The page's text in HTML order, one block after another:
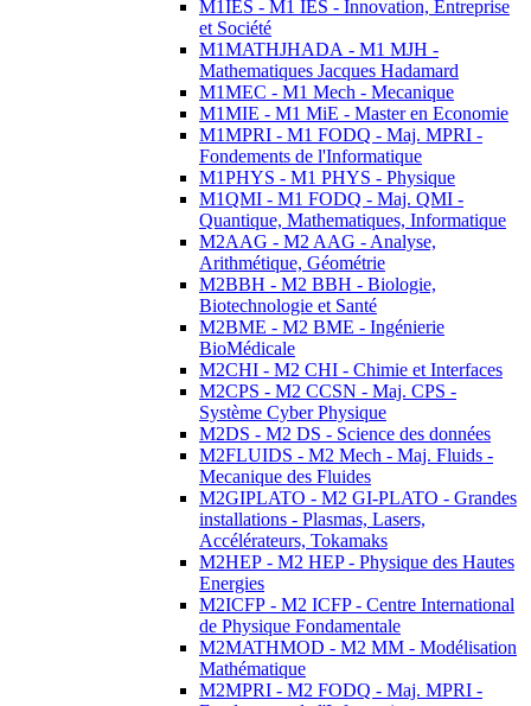
M1IES - M1 IES - Innovation, Entreprise
et Société
M1MATHJHADA - M1 MJH -
Mathematiques Jacques Hadamard
M1MEC - M1 Mech - Mecanique
M1MIE - M1 MiE - Master en Economie
M1MPRI - M1 FODQ - Maj. MPRI -
Fondements de l'Informatique
M1PHYS - M1 PHYS - Physique
M1QMI - M1 FODQ - Maj. QMI -
Quantique, Mathematiques, Informatique
M2AAG - M2 AAG - Analyse,
Arithmétique, Géométrie
M2BBH - M2 BBH - Biologie,
Biotechnologie et Santé
M2BME - M2 BME - Ingénierie
BioMédicale
M2CHI - M2 CHI - Chimie et Interfaces
M2CPS - M2 CCSN - Maj. CPS -
Système Cyber Physique
M2DS - M2 DS - Science des données
M2FLUIDS - M2 Mech - Maj. Fluids -
Mecanique des Fluides
M2GIPLATO - M2 GI-PLATO - Grandes
installations - Plasmas, Lasers,
Accélérateurs, Tokamaks
M2HEP - M2 HEP - Physique des Hautes
Energies
M2ICFP - M2 ICFP - Centre International
de Physique Fondamentale
M2MATHMOD - M2 MM - Modélisation
Mathématique
M2MPRI - M2 FODQ - Maj. MPRI -